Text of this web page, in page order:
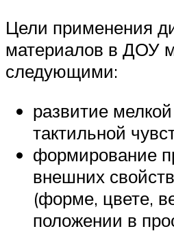
Цели применения
материалов в ДОУ
следующими:
развитие
тактильной
формирование
внешних
(форме, цвете,
положении в